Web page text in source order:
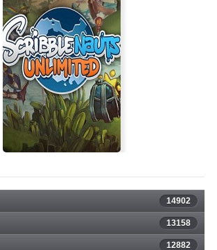
Into the Nightmare
14902
13158
12882